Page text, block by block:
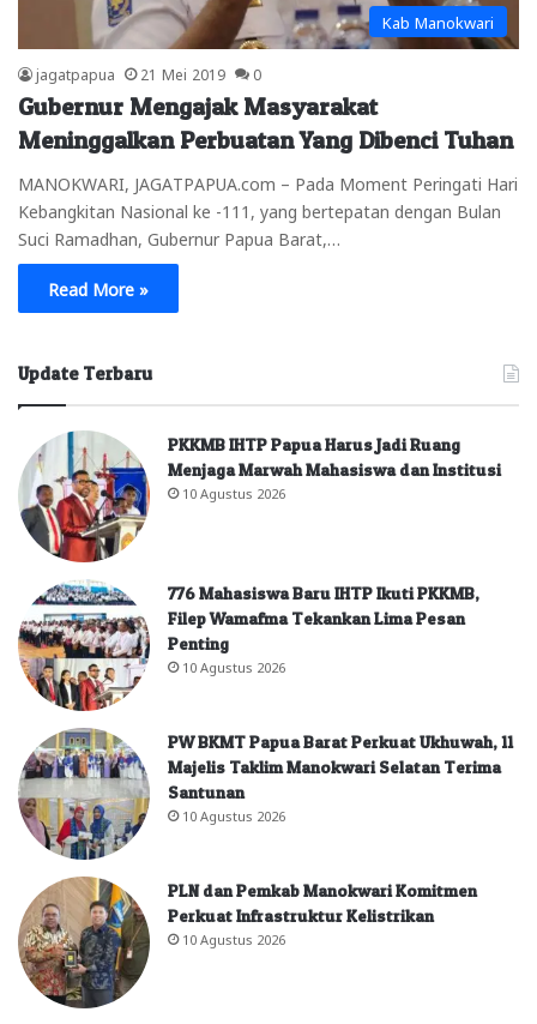
Kab Manokwari
jagatpapua 21 Mei 2019 0
Gubernur Mengajak Masyarakat
Meninggalkan Perbuatan Yang Dibenci Tuhan
MANOKWARI, JAGATPAPUA.com – Pada Moment Peringati Hari
Kebangkitan Nasional ke -111, yang bertepatan dengan Bulan
Suci Ramadhan, Gubernur Papua Barat,…
Read More »
Update Terbaru
PKKMB IHTP Papua Harus Jadi Ruang
Menjaga Marwah Mahasiswa dan Institusi
10 Agustus 2026
776 Mahasiswa Baru IHTP Ikuti PKKMB,
Filep Wamafma Tekankan Lima Pesan
Penting
10 Agustus 2026
PW BKMT Papua Barat Perkuat Ukhuwah, 11
Majelis Taklim Manokwari Selatan Terima
Santunan
10 Agustus 2026
PLN dan Pemkab Manokwari Komitmen
Perkuat Infrastruktur Kelistrikan
10 Agustus 2026